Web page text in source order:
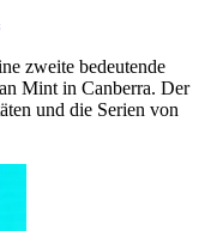
zweite bedeutende
Mint in Canberra. Der
und die Serien von